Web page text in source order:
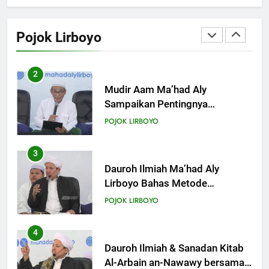
Pojok Lirboyo
Mudir Aam Ma’had Aly
Sampaikan Pentingnya
Mempelajari Ilmu Hadis Dalam
3
Dauroh Ilmiah Ma’had Aly
Lirboyo Bahas Metode
Ahlusunnah dalam
POJOK LIRBOYO
4
Dauroh Ilmiah & Sanadan Kitab
Al-Arbain an-Nawawy bersama
As-Syaikh Dr. Yasir Al-Adny
POJOK LIRBOYO
5
Semalam Bersama Kematian:
Kisah Praktek Tajhizul Janaiz